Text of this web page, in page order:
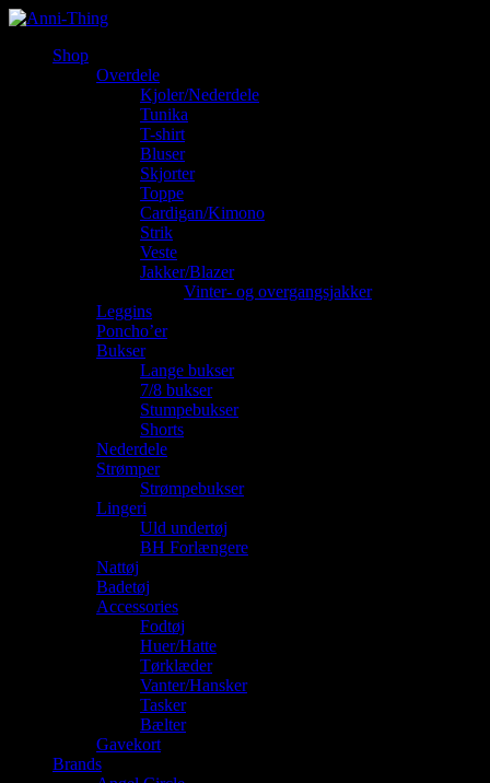
Shop
Overdele
Kjoler/Nederdele
Tunika
T-shirt
Bluser
Skjorter
Toppe
Cardigan/Kimono
Strik
Veste
Jakker/Blazer
Vinter- og overgangsjakker
Leggins
Poncho’er
Bukser
Lange bukser
7/8 bukser
Stumpebukser
Shorts
Nederdele
Strømper
Strømpebukser
Lingeri
Uld undertøj
BH Forlængere
Nattøj
Badetøj
Accessories
Fodtøj
Huer/Hatte
Tørklæder
Vanter/Hansker
Tasker
Bælter
Gavekort
Brands